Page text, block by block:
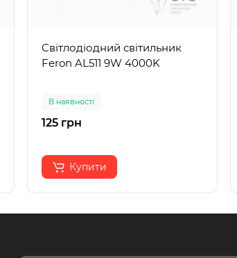
Світлодіодний світильник
Feron AL511 9W 4000K
В наявності
125 грн
Купити